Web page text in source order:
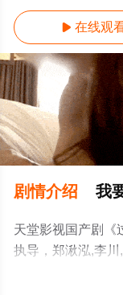
 在线观
剧情介绍 我
天堂影视国产剧《
执导，郑湫泓,李
剧，大结局剧情